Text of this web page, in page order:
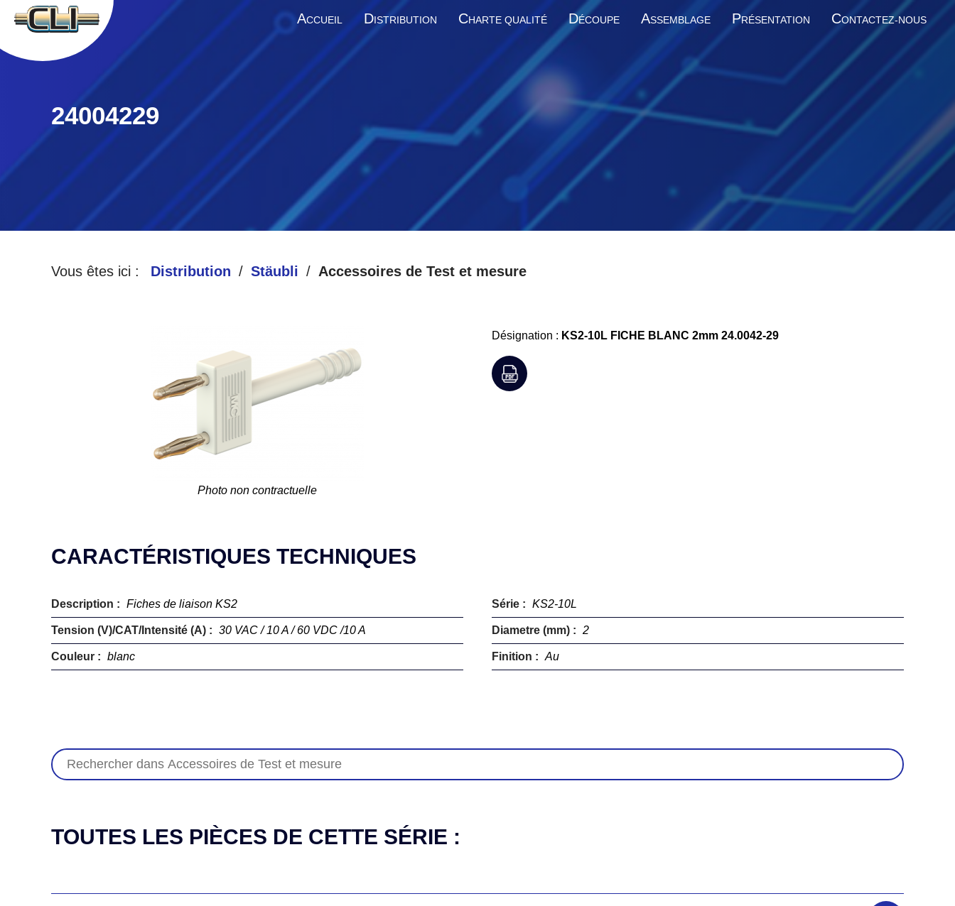
ACCUEIL DISTRIBUTION CHARTE QUALITÉ DÉCOUPE ASSEMBLAGE PRÉSENTATION CONTACTEZ-NOUS
24004229
Vous êtes ici : Distribution Stäubli Accessoires de Test et mesure
Photo non contractuelle
Désignation : KS2-10L FICHE BLANC 2mm 24.0042-29
CARACTÉRISTIQUES TECHNIQUES
Description : Fiches de liaison KS2 Série : KS2-10L
Tension (V)/CAT/Intensité (A) : 30 VAC / 10 A / 60 VDC /10 A Diametre (mm) : 2
Couleur : blanc Finition : Au
TOUTES LES PIÈCES DE CETTE SÉRIE :